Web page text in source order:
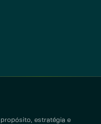
estratégia e